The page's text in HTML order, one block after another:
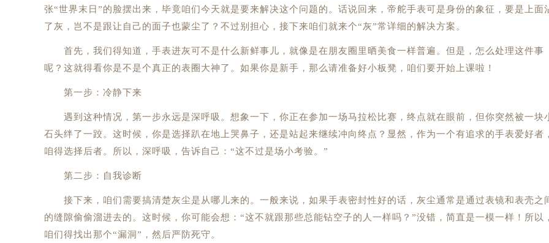
张“世界末日”的脸摆出来，毕竟咱们今天就是要来解决这个问题的。话说回来，帝舵手表可是身份的象征，要是上面
了灰，岂不是跟让自己的面子也蒙尘了？不过别担心，接下来咱们就来个“灰”常详细的解决方案。
首先，我们得知道，手表进灰可不是什么新鲜事儿，就像是在朋友圈里晒美食一样普遍。但是，怎么处理这件事
呢？这就得看你是不是个真正的表圈大神了。如果你是新手，那么请准备好小板凳，咱们要开始上课啦！
第一步：冷静下来
遇到这种情况，第一步永远是深呼吸。想象一下，你正在参加一场马拉松比赛，终点就在眼前，但你突然被一块
石头绊了一跤。这时候，你是选择趴在地上哭鼻子，还是站起来继续冲向终点？显然，作为一个有追求的手表爱好者
咱得选择后者。所以，深呼吸，告诉自己：“这不过是场小考验。”
第二步：自我诊断
接下来，咱们需要搞清楚灰尘是从哪儿来的。一般来说，如果手表密封性好的话，灰尘通常是通过表镜和表壳之
的缝隙偷偷溜进去的。这时候，你可能会想：“这不就跟那些总能钻空子的人一样吗？”没错，简直是一模一样！所以
咱们得找出那个“漏洞”，然后严防死守。